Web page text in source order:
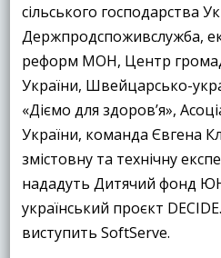
сільського господарства
Держпродспоживслужба,
реформ МОН, Центр
України, Швейцарсько-
«Діємо для здоров’я»,
України, команда Євгена
змістовну та технічну
нададуть Дитячий фонд
український проєкт
виступить SoftServe.